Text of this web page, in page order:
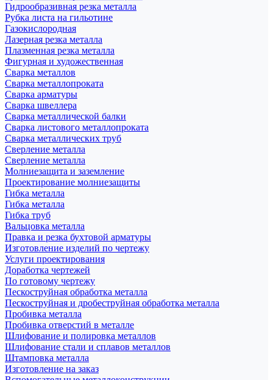
Гидрообразивная резка металла
Рубка листа на гильотине
Газокислородная
Лазерная резка металла
Плазменная резка металла
Фигурная и художественная
Сварка металлов
Сварка металлопроката
Сварка арматуры
Сварка швеллера
Сварка металлической балки
Сварка листового металлопроката
Сварка металлических труб
Сверление металла
Сверление металла
Молниезащита и заземление
Проектирование молниезащиты
Гибка металла
Гибка металла
Гибка труб
Вальцовка металла
Правка и резка бухтовой арматуры
Изготовление изделий по чертежу
Услуги проектирования
Доработка чертежей
По готовому чертежу
Пескоструйная обработка металла
Пескоструйная и дробеструйная обработка металла
Пробивка металла
Пробивка отверстий в металле
Шлифование и полировка металлов
Шлифование стали и сплавов металлов
Штамповка металла
Изготовление на заказ